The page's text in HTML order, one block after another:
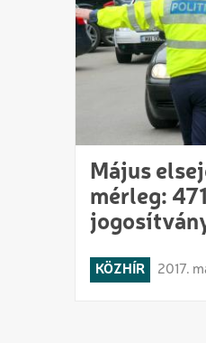
Május
mérleg:
KÖZHÍR 2017.